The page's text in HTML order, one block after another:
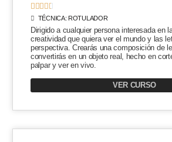
    
TÉCNICA: ROTULADOR
Dirigido a cualquier persona interesada en
creatividad que quiera ver el mundo y las
perspectiva. Crearás una composición de
convertirás en un objeto real, hecho en
palpar y ver en vivo.
VER CURSO